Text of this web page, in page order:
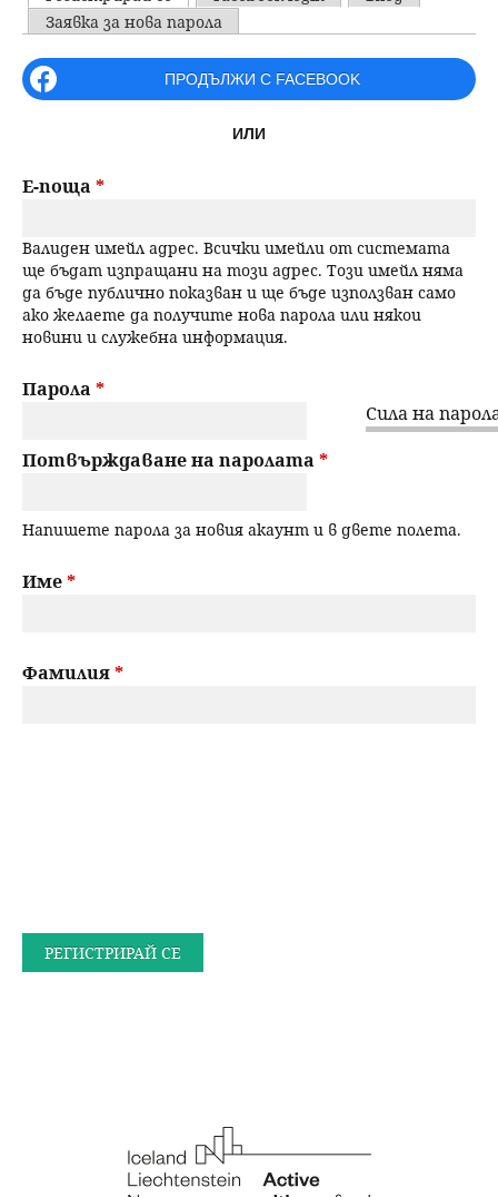
н
ю
ъ
р
е
н
е
u
P
r
i
a
y
t
a
b
Заявка за нова парола
ПРОДЪЛЖИ С FACEBOOK
ИЛИ
Е-поща *
Валиден имейл адрес. Всички имейли от системата
ще бъдат изпращани на този адрес. Този имейл няма
да бъде публично показван и ще бъде използван само
ако желаете да получите нова парола или някои
новини и служебна информация.
Сила на
Парола *
Потвърждаване на паролата *
Напишете парола за новия акаунт и в двете полета.
Име*
Фамилия*